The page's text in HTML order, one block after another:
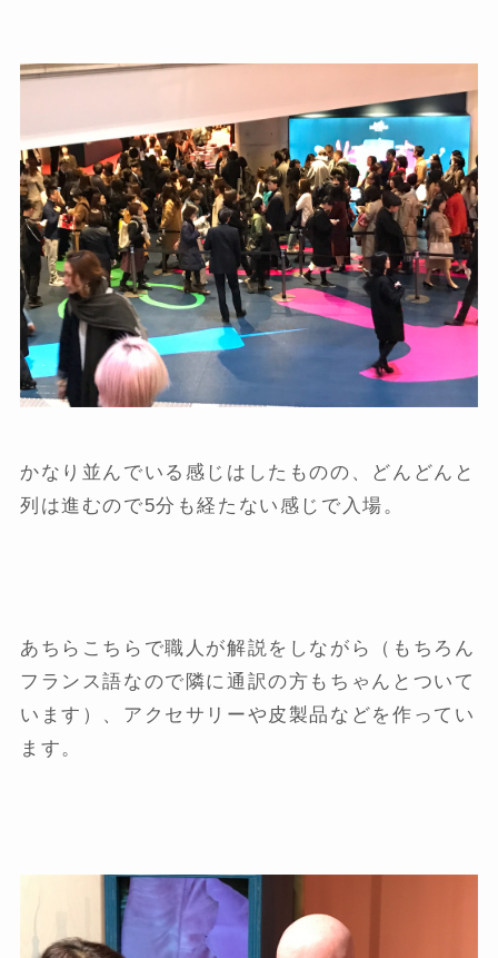
かなり並んでいる感じはしたものの、どんどんと
列は進むので5分も経たない感じで入場。
あちらこちらで職人が解説をしながら（もちろん
フランス語なので隣に通訳の方もちゃんとついて
います）、アクセサリーや皮製品などを作ってい
ます。